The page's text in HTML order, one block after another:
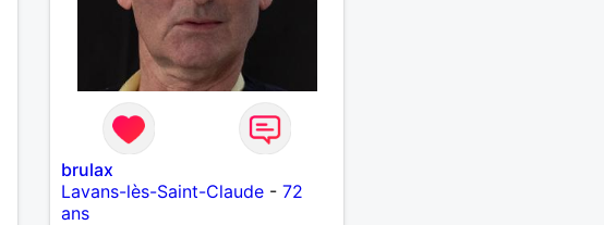
brulax
Lavans-lès-Saint-Claude -72
ans